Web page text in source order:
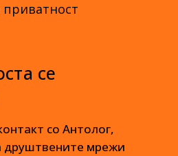
се
со Антолог,
друштвените мрежи